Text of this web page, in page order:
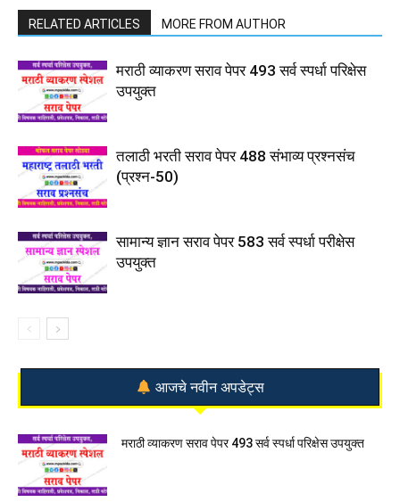
RELATED ARTICLES MORE FROM AUTHOR
मराठी व्याकरण सराव पेपर 493 सर्व स्पर्धा परिक्षेस
उपयुक्त
तलाठी भरती सराव पेपर 488 संभाव्य प्रश्नसंच
(प्रश्न-50)
सामान्य ज्ञान सराव पेपर 583 सर्व स्पर्धा परीक्षेस
उपयुक्त
आजचे नवीन अपडेट्स
मराठी व्याकरण सराव पेपर 493 सर्व स्पर्धा परिक्षेस उपयुक्त